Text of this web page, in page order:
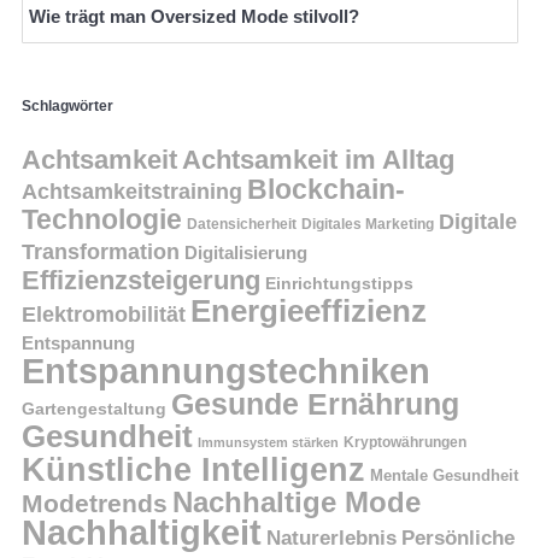
Wie trägt man Oversized Mode stilvoll?
Schlagwörter
Achtsamkeit Achtsamkeit im Alltag
Achtsamkeitstraining Blockchain-
Technologie Datensicherheit Digitales Marketing Digitale
Transformation Digitalisierung
Effizienzsteigerung Einrichtungstipps
Elektromobilität Energieeffizienz
Entspannung
Entspannungstechniken
Gartengestaltung Gesunde Ernährung
Gesundheit Immunsystem stärken Kryptowährungen
Künstliche Intelligenz Mentale Gesundheit
Modetrends Nachhaltige Mode
Nachhaltigkeit Naturerlebnis Persönliche